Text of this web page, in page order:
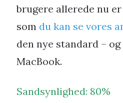
brugere allerede nu er
som du kan se vores
den nye standard –
MacBook.
Sandsynlighed: 80%